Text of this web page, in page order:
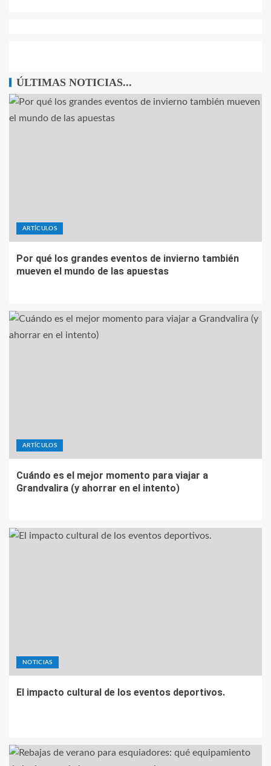
ÚLTIMAS NOTICIAS...
ARTÍCULOS
Por qué los grandes eventos de invierno también
mueven el mundo de las apuestas
ARTÍCULOS
Cuándo es el mejor momento para viajar a
Grandvalira (y ahorrar en el intento)
NOTICIAS
El impacto cultural de los eventos deportivos.